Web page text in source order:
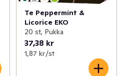
Te Peppermint &
Licorice EKO
20 st, Pukka
37,38 kr
1,87 kr /st